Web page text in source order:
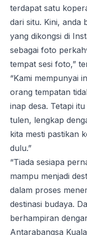
terdapat satu
dari situ. Kini, anda
yang dikongsi di
sebagai foto
tempat sesi foto,”
“Kami mempunyai
orang tempatan
inap desa. Tetapi
tulen, lengkap
kita mesti pastikan
dulu.”
“Tiada sesiapa
mampu menjadi
dalam proses
destinasi budaya.
berhampiran
Antarabangsa